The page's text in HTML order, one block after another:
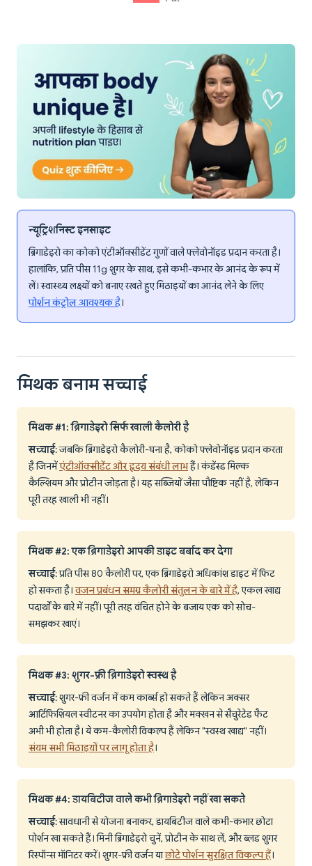
न्यूट्रिशनिस्ट इनसाइट
ब्रिगाडेइरो का कोको एंटीऑक्सीडेंट गुणों वाले फ्लेवोनॉइड प्रदान करता है।
हालांकि, प्रति पीस 11g शुगर के साथ, इसे कभी-कभार के आनंद के रूप में
लें। स्वास्थ्य लक्ष्यों को बनाए रखते हुए मिठाइयों का आनंद लेने के लिए
पोर्शन कंट्रोल आवश्यक है।
मिथक बनाम सच्चाई
मिथक #1: ब्रिगाडेइरो सिर्फ खाली कैलोरी है
सच्चाई: जबकि ब्रिगाडेइरो कैलोरी-घना है, कोको फ्लेवोनॉइड प्रदान करता
है जिनमेंएंटीऑक्सीडेंट और हृदय संबंधी लाभहैं। कंडेंस्ड मिल्क
कैल्शियम और प्रोटीन जोड़ता है। यह सब्जियों जैसा पौष्टिक नहीं है, लेकिन
पूरी तरह खाली भी नहीं।
मिथक #2: एक ब्रिगाडेइरो आपकी डाइट बर्बाद कर देगा
सच्चाई: प्रति पीस 80 कैलोरी पर, एक ब्रिगाडेइरो अधिकांश डाइट में फिट
हो सकता है।वजन प्रबंधन समग्र कैलोरी संतुलन के बारे में है, एकल खाद्य
पदार्थों के बारे में नहीं। पूरी तरह वंचित होने के बजाय एक को सोच-
समझकर खाएं।
मिथक #3: शुगर-फ्री ब्रिगाडेइरो स्वस्थ है
सच्चाई: शुगर-फ्री वर्जन में कम कार्ब्स हो सकते हैं लेकिन अक्सर
आर्टिफिशियल स्वीटनर का उपयोग होता है और मक्खन से सैचुरेटेड फैट
अभी भी होता है। ये कम-कैलोरी विकल्प हैं लेकिन "स्वस्थ खाद्य" नहीं।
संयम सभी मिठाइयों पर लागू होता है।
मिथक #4: डायबिटीज वाले कभी ब्रिगाडेइरो नहीं खा सकते
सच्चाई: सावधानी से योजना बनाकर, डायबिटीज वाले कभी-कभार छोटा
पोर्शन खा सकते हैं। मिनी ब्रिगाडेइरो चुनें, प्रोटीन के साथ लें, और ब्लड शुगर
रिस्पॉन्स मॉनिटर करें। शुगर-फ्री वर्जन याछोटे पोर्शन सुरक्षित विकल्प हैं।